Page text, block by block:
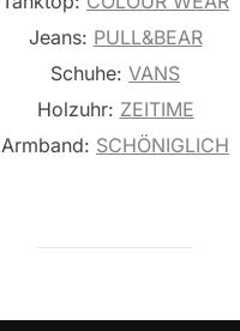
Jeans: PULL&BEAR
Schuhe: VANS
Holzuhr: ZEITIME
Armband: SCHÖNIGLICH